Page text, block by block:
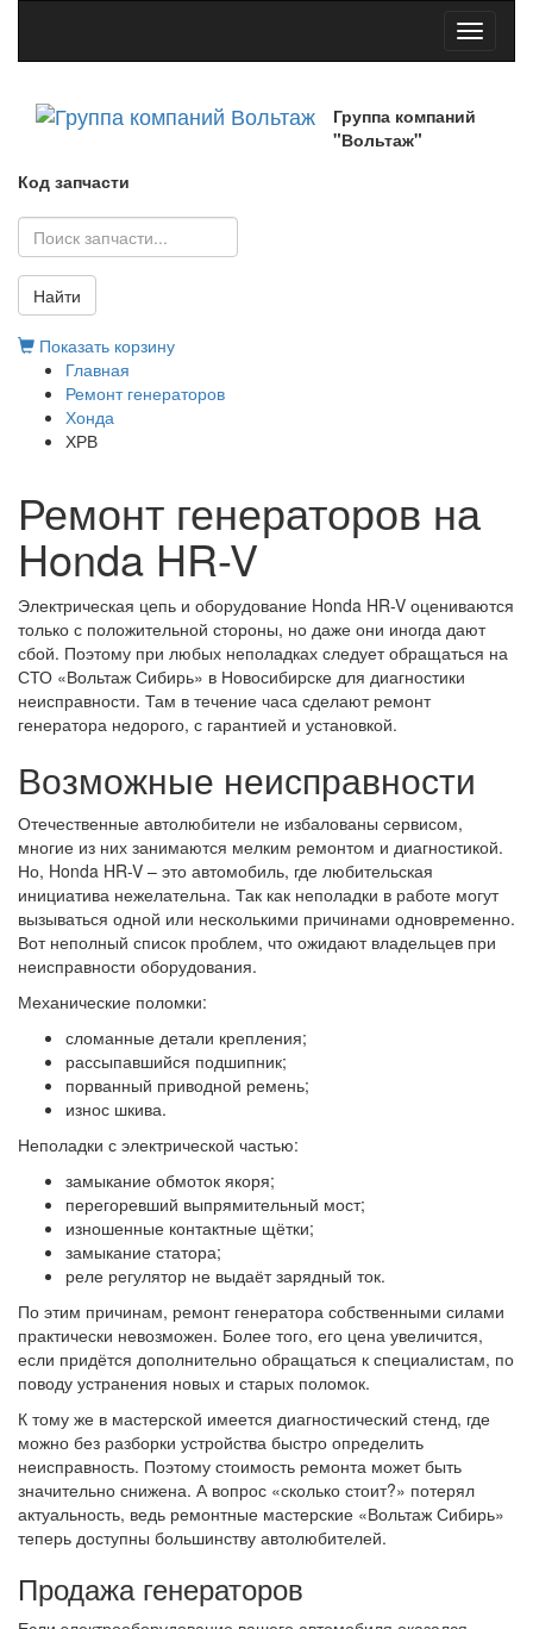
Toggle
Группа компаний
"Вольтаж"
Код запчасти
Найти
Показать корзину
Главная
Ремонт генераторов
Хонда
ХРВ
Ремонт генераторов на
Honda HR-V
Электрическая цепь и оборудование Honda HR-V оцениваются
только с положительной стороны, но даже они иногда дают
сбой. Поэтому при любых неполадках следует обращаться на
СТО «Вольтаж Сибирь» в Новосибирске для диагностики
неисправности. Там в течение часа сделают ремонт
генератора недорого, с гарантией и установкой.
Возможные неисправности
Отечественные автолюбители не избалованы сервисом,
многие из них занимаются мелким ремонтом и диагностикой.
Но, Honda HR-V – это автомобиль, где любительская
инициатива нежелательна. Так как неполадки в работе могут
вызываться одной или несколькими причинами одновременно.
Вот неполный список проблем, что ожидают владельцев при
неисправности оборудования.
Механические поломки:
сломанные детали крепления;
рассыпавшийся подшипник;
порванный приводной ремень;
износ шкива.
Неполадки с электрической частью:
замыкание обмоток якоря;
перегоревший выпрямительный мост;
изношенные контактные щётки;
замыкание статора;
реле регулятор не выдаёт зарядный ток.
По этим причинам, ремонт генератора собственными силами
практически невозможен. Более того, его цена увеличится,
если придётся дополнительно обращаться к специалистам, по
поводу устранения новых и старых поломок.
К тому же в мастерской имеется диагностический стенд, где
можно без разборки устройства быстро определить
неисправность. Поэтому стоимость ремонта может быть
значительно снижена. А вопрос «сколько стоит?» потерял
актуальность, ведь ремонтные мастерские «Вольтаж Сибирь»
теперь доступны большинству автолюбителей.
Продажа генераторов